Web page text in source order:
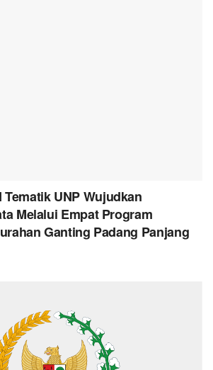
UNP Wujudkan
Melalui Empat Program
Ganting Padang Panjang